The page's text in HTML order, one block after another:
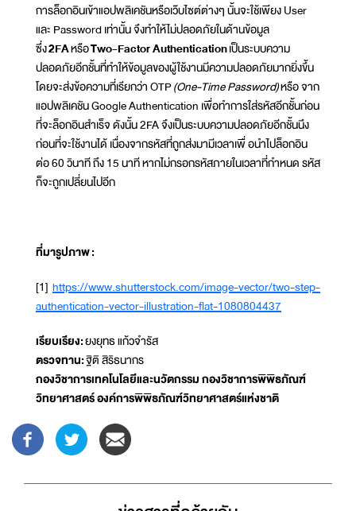
การล็อกอินเข้าแอปพลิเคชันหรือเว๊บไซต์ต่างๆ นั้นจะใช้เพียง User
และ Password เท่านั้น จึงทำให้ไม่ปลอดภัยในด้านข้อมูล
ซึ่ง2FAหรือTwo-Factor Authenticationเป็นระบบความ
ปลอดภัยอีกชั้นที่ทำให้ข้อมูลของผู้ใช้งานมีความปลอดภัยมากยิ่งขึ้น
โดยจะส่งข้อความที่เรียกว่า OTP(One-Time Password)หรือ จาก
แอปพลิเคชัน Google Authentication เพื่อทำการใส่รหัสอีกชั้นก่อน
ที่จะล็อกอินสำเร็จ ดังนั้น 2FA จึงเป็นระบบความปลอดภัยอีกชั้นนึง
ก่อนที่จะใช้งานได้ เนื่องจากรหัสที่ถูกส่งมามีเวลาเพื่ อนำไปล็อกอิน
ต่อ 60 วินาที ถึง 15 นาที หากไม่กรอกรหัสภายในเวลาที่กำหนด รหัส
ก็จะถูกเปลี่ยนไปอีก
ที่มารูปภาพ:
[1] https://www.shutterstock.com/image-vector/two-step-
authentication-vector-illustration-flat-1080804437
เรียบเรียง:ยงยุทธ แก้วจำรัส
ตรวจทาน:ฐิติ สิริธนากร
กองวิชาการเทคโนโลยีและนวัตกรรม กองวิชาการพิพิธภัณฑ์
วิทยาศาสตร์ องค์การพิพิธภัณฑ์วิทยาศาสตร์แห่งชาติ